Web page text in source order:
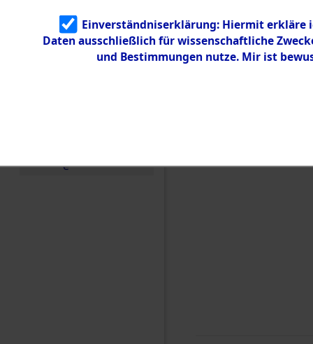
Identifizierun
g
5.3.3
Todesmärsch
e
Einverständniserklärung: Hiermit erkläre
Daten ausschließlich für wissenschaftliche
und Bestimmungen nutze. Mir ist